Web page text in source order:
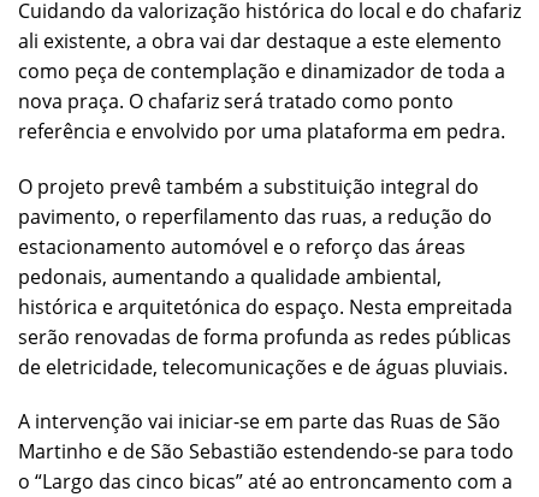
Cuidando da valorização histórica do local e do chafariz
ali existente, a obra vai dar destaque a este elemento
como peça de contemplação e dinamizador de toda a
nova praça. O chafariz será tratado como ponto
referência e envolvido por uma plataforma em pedra.
O projeto prevê também a substituição integral do
pavimento, o reperfilamento das ruas, a redução do
estacionamento automóvel e o reforço das áreas
pedonais, aumentando a qualidade ambiental,
histórica e arquitetónica do espaço. Nesta empreitada
serão renovadas de forma profunda as redes públicas
de eletricidade, telecomunicações e de águas pluviais.
A intervenção vai iniciar-se em parte das Ruas de São
Martinho e de São Sebastião estendendo-se para todo
o “Largo das cinco bicas” até ao entroncamento com a